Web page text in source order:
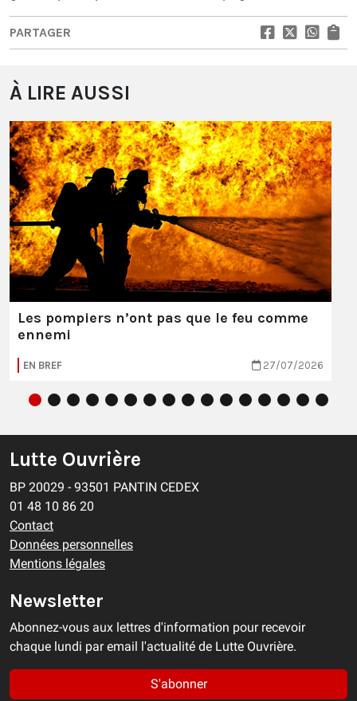
PARTAGER
À LIRE AUSSI
Les pompiers n’ont pas que le feu comme
ennemi
EN BREF 27/07/2026
Lutte Ouvrière
BP 20029 - 93501 PANTIN CEDEX
01 48 10 86 20
Contact
Données personnelles
Mentions légales
Newsletter
Abonnez-vous aux lettres d'information pour recevoir
chaque lundi par email l'actualité de Lutte Ouvrière.
S'abonner